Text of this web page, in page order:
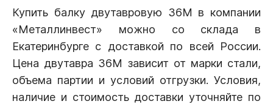
Купить балку двутавровую 36М в компании
«Металлинвест» можно со склада в
Екатеринбурге с доставкой по всей России.
Цена двутавра 36М зависит от марки стали,
объема партии и условий отгрузки. Условия,
наличие и стоимость доставки уточняйте по